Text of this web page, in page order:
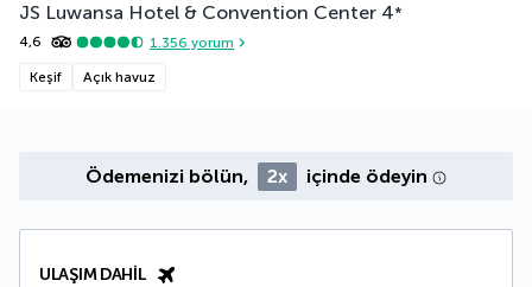
JS Luwansa Hotel & Convention Center 4*
4,6 1.356 yorum
Keşif Açık havuz
Ödemenizi bölün, 2x içinde ödeyin
ULAŞIM DAHIL